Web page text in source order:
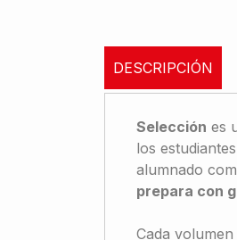
DESCRIPCIÓN
Selección es
los
alumnado
prepara con
Cada